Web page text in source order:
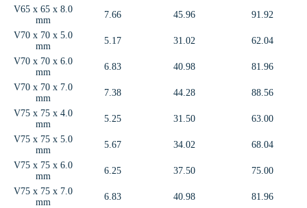
V65 x 65 x 8.0
mm
7.66 45.96
91.92
V70 x 70 x 5.0
mm
5.17 31.02
62.04
V70 x 70 x 6.0
mm
6.83 40.98
81.96
V70 x 70 x 7.0
mm
7.38 44.28
88.56
V75 x 75 x 4.0
mm
5.25 31.50
63.00
V75 x 75 x 5.0
mm
5.67 34.02
68.04
V75 x 75 x 6.0
mm
6.25 37.50
75.00
V75 x 75 x 7.0
mm
6.83 40.98
81.96